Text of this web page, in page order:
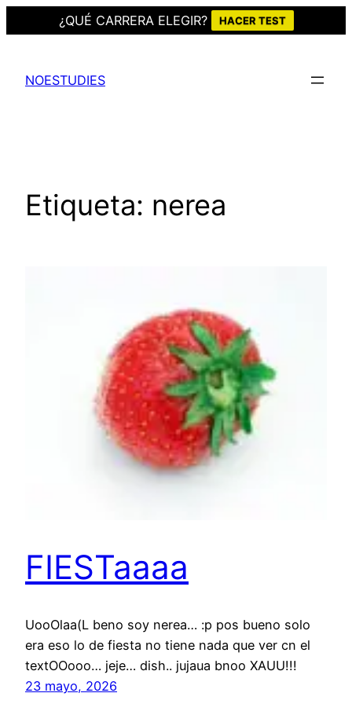
¿QUÉ CARRERA ELEGIR? HACER TEST
contenido
NOESTUDIES
Etiqueta: nerea
FIESTaaaa
UooOlaa(L beno soy nerea… :p pos bueno solo
era eso lo de fiesta no tiene nada que ver cn el
textOOooo… jeje… dish.. jujaua bnoo XAUU!!!
23 mayo, 2026